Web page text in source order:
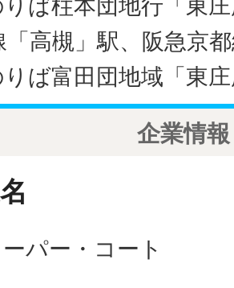
ば柱本団地行「東
「高槻」駅、阪急京
ば富田団地域「東
企業情報
パー・コート